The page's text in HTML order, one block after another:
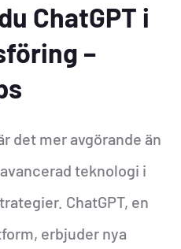
ChatGPT i
–
det mer avgörande än
teknologi i
ChatGPT, en
erbjuder nya